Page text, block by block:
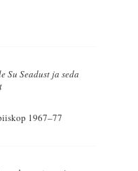
Su Seadust ja seda
1967–77